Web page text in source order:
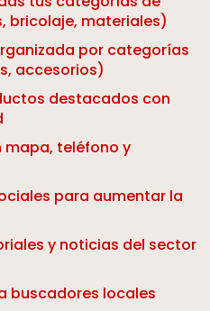
bricolaje, materiales)
por categorías
accesorios)
destacados con
teléfono y
para aumentar la
y noticias del sector
buscadores locales